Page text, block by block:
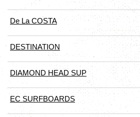
De La COSTA
DESTINATION
DIAMOND HEAD SUP
EC SURFBOARDS